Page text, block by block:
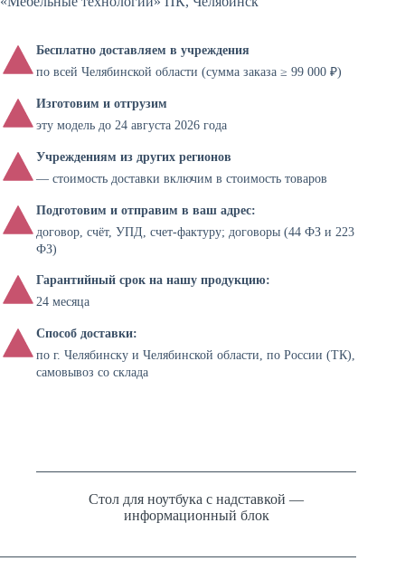
Бесплатно доставляем в учреждения
по всей Челябинской области (сумма заказа ≥ 99 000 ₽)
Изготовим и отгрузим
эту модель до 24 августа 2026 года
Учреждениям из других регионов
— стоимость доставки включим в стоимость товаров
Подготовим и отправим в ваш адрес:
договор, счёт, УПД, счет-фактуру; договоры (44 ФЗ и 223
ФЗ)
Гарантийный срок на нашу продукцию:
24 месяца
Способ доставки:
по г. Челябинску и Челябинской области, по России (ТК),
самовывоз со склада
Стол для ноутбука с надставкой —
информационный блок